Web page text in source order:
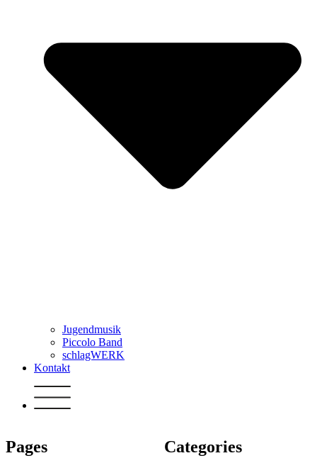
Jugendmusik
Piccolo Band
schlagWERK
Kontakt
Pages Categories